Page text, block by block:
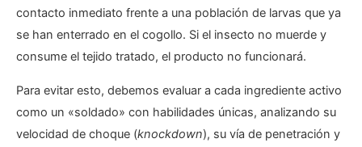
contacto inmediato frente a una población de larvas que ya
se han enterrado en el cogollo. Si el insecto no muerde y
consume el tejido tratado, el producto no funcionará.
Para evitar esto, debemos evaluar a cada ingrediente activo
como un «soldado» con habilidades únicas, analizando su
velocidad de choque (knockdown), su vía de penetración y